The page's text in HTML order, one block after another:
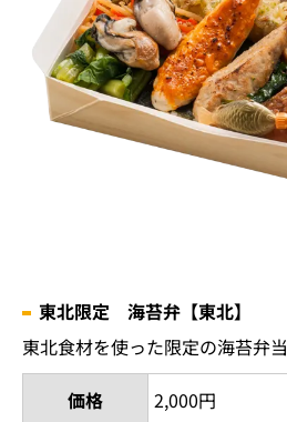
東北限定 海苔弁【東北】
東北食材を使った限定の海苔弁当
価格
2,000円